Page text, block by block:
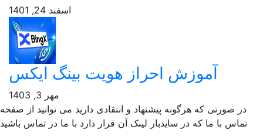
اسفند 24, 1401
آموزش احراز هویت بینگ ایکس
صورتی که هرگونه پیشنهاد و انتقادی دارید می توانید از صفحه
با ما که در سایدبار لینک آن قرار دارد با ما در تماس باشید